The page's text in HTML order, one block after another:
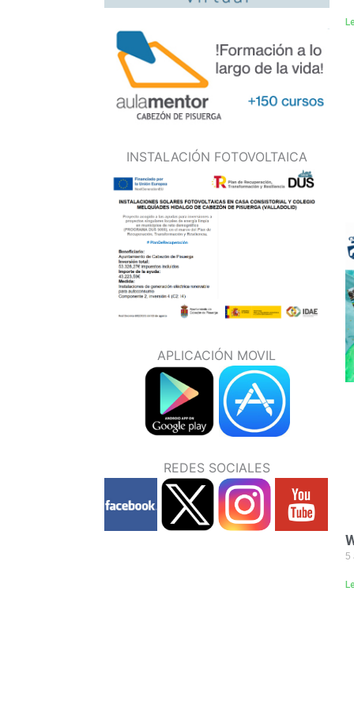
INSTALACIÓN FOTOVOLTAICA
APLICACIÓN MOVIL
REDES SOCIALES
5